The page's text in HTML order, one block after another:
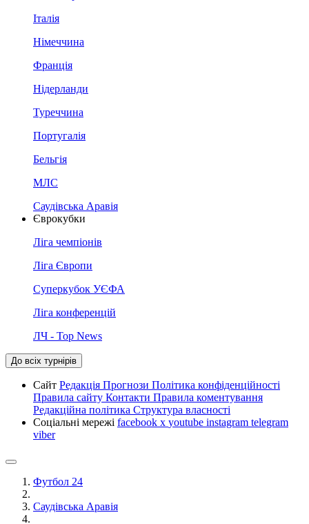
Італія
Німеччина
Франція
Нідерланди
Туреччина
Португалія
Бельгія
МЛС
Саудівська Аравія
Єврокубки
Ліга чемпіонів
Ліга Європи
Суперкубок УЄФА
Ліга конференцій
ЛЧ - Top News
До всіх турнірів
Сайт Редакція Прогнози Політика конфіденційності
Правила сайту Контакти Правила коментування
Редакційна політика Структура власності
Соціальні мережі facebook x youtube instagram telegram
viber
Футбол 24
Саудівська Аравія